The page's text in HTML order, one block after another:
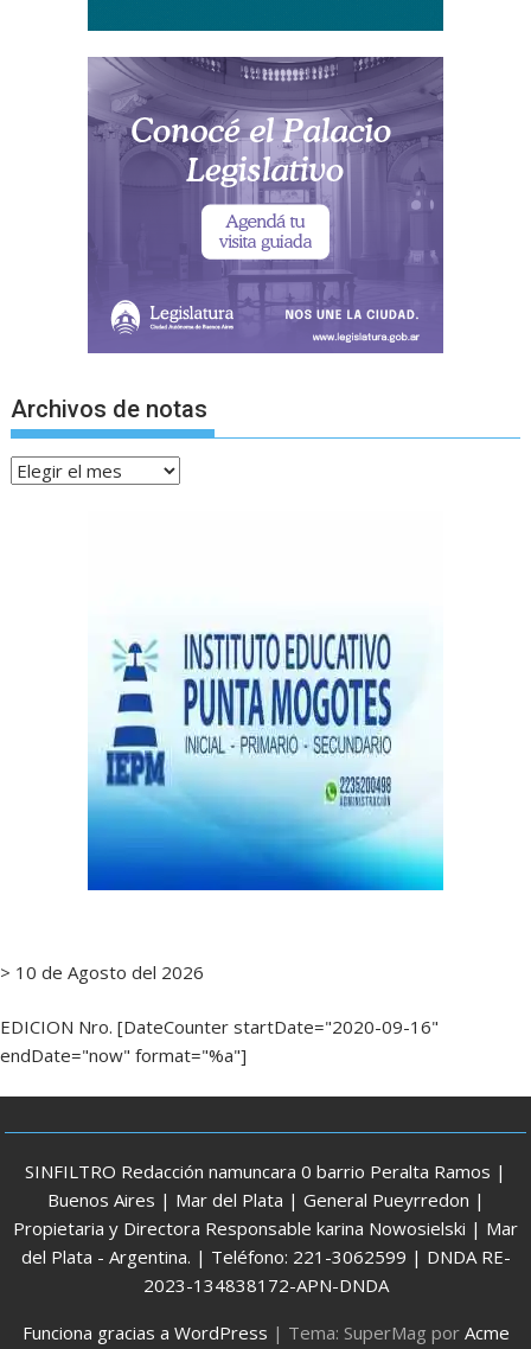
Archivos de notas
Archivos
> 10 de Agosto del 2026
EDICION Nro. [DateCounter startDate="2020-09-16"
endDate="now" format="%a"]
SINFILTRO Redacción namuncara 0 barrio Peralta Ramos |
Buenos Aires | Mar del Plata | General Pueyrredon |
Propietaria y Directora Responsable karina Nowosielski | Mar
del Plata - Argentina. | Teléfono: 221-3062599 | DNDA RE-
2023-134838172-APN-DNDA
Funciona gracias a WordPress | Tema: SuperMag por Acme